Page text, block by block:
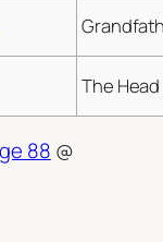
The
88 @